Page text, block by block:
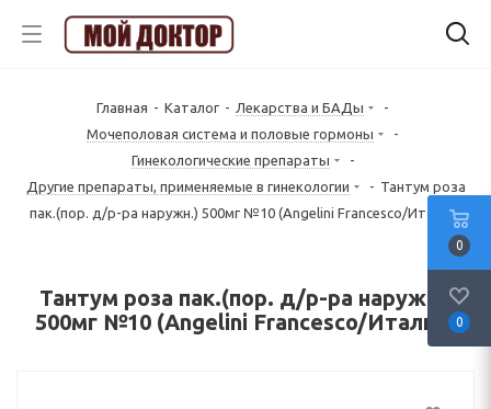
Главная - Каталог - Лекарства и БАДы
-
Mочеполовая система и половые гормоны
-
Гинекологические препараты
-
Другие препараты, применяемые в гинекологии
- Тантум роза
пак.(пор. д/р-ра наружн.) 500мг №10 (Angelini Francesco/Италия)
Тантум роза пак.(пор. д/р-ра наружн.)
500мг №10 (Angelini Francesco/Италия)
0
0